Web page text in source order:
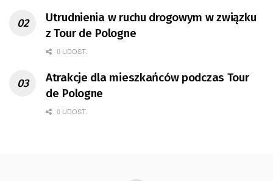
Utrudnienia w ruchu drogowym w związku
z Tour de Pologne
0 UDOST.
Atrakcje dla mieszkańców podczas Tour
de Pologne
0 UDOST.